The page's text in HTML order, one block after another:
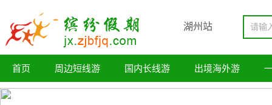
湖州站
首页 周边短线游 国内长线游 出境海外游